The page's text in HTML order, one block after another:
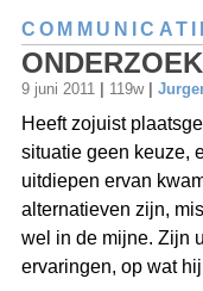
9 juni 2011 119w
Heeft zojuist
situatie geen keuze,
uitdiepen ervan
alternatieven zijn,
wel in de mijne. Zijn
ervaringen, op wat